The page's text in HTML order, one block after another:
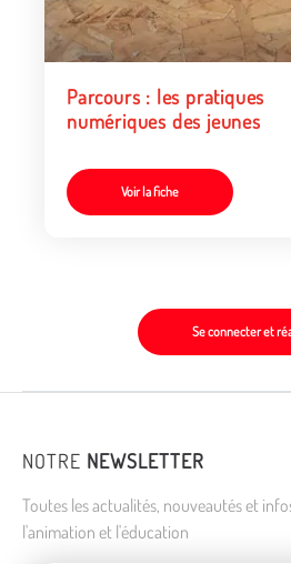
Parcours : les pratiques
numériques des jeunes
Voir la fiche
Se connecter et
NOTRE NEWSLETTER
Toutes les actualités, nouveautés et
l'animation et l'éducation